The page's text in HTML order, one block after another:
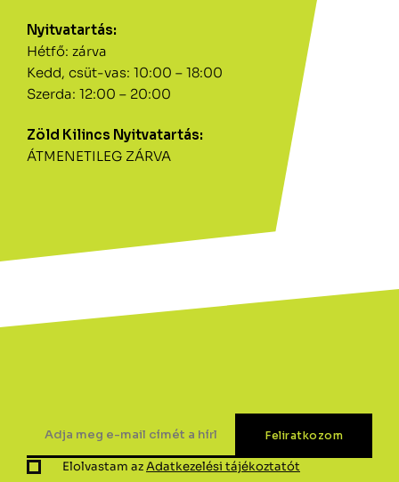
Nyitvatartás:
Hétfő: zárva
Kedd, csüt-vas: 10:00 – 18:00
Szerda: 12:00 – 20:00
Zöld Kilincs Nyitvatartás:
ÁTMENETILEG ZÁRVA
Elolvastam azAdatkezelési tájékoztatót